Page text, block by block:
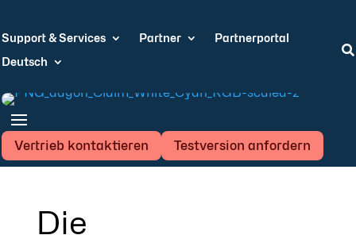
Support & Services Partner
Partnerportal
Deutsch

Vertrieb kontaktieren Testversion anfordern
Die